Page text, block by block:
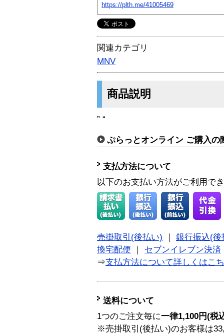
https://plth.me/41005469
関連カテゴリ
MNV
商品説明
” “
ぷらっとオンライン ご購入の
支払方法について
以下のお支払い方法がご利用で
売掛取引(後払い)
銀行振込(後
換宅配便
セブンイレブン決済
⇒支払方法について詳しくはこ
送料について
1つのご注文毎に一律1,100円(税
※売掛取引(後払い)のお客様は